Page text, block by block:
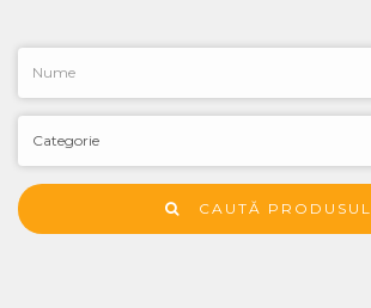
CAUTĂ PRODUSUL